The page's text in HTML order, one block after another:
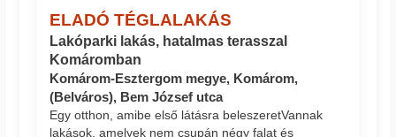
ELADÓ TÉGLALAKÁS
Lakóparki lakás, hatalmas terasszal
Komáromban
Komárom-Esztergom megye, Komárom,
(Belváros), Bem József utca
Egy otthon, amibe első látásra beleszeret ​Vannak
lakások, amelyek nem csupán négy falat és